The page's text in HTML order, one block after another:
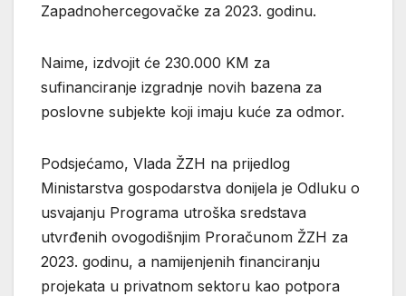
Zapadnohercegovačke za 2023. godinu.
Naime, izdvojit će 230.000 KM za
sufinanciranje izgradnje novih bazena za
poslovne subjekte koji imaju kuće za odmor.
Podsjećamo, Vlada ŽZH na prijedlog
Ministarstva gospodarstva donijela je Odluku o
usvajanju Programa utroška sredstava
utvrđenih ovogodišnjim Proračunom ŽZH za
2023. godinu, a namijenjenih financiranju
projekata u privatnom sektoru kao potpora